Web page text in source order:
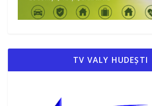
TV VALY HUDEȘTI